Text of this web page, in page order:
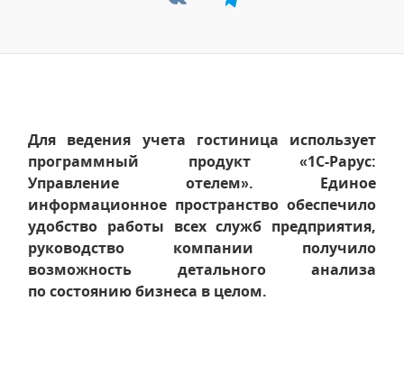
Для ведения учета гостиница использует
программный продукт «1С-Рарус:
Управление отелем». Единое
информационное пространство обеспечило
удобство работы всех служб предприятия,
руководство компании получило
возможность детального анализа
по состоянию бизнеса в целом.